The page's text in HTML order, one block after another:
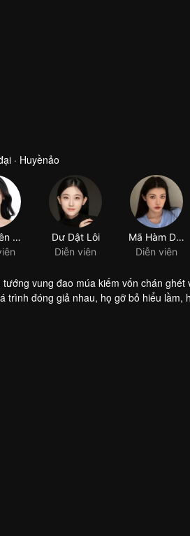
· Huyềnảo
vung đao múa kiếm vốn chán
đóng giả nhau, họ gỡ bỏ hiểu lầm,
và thái hậu khinh miệt hãm hại
trong thân xác hoàng đế cuối cùng